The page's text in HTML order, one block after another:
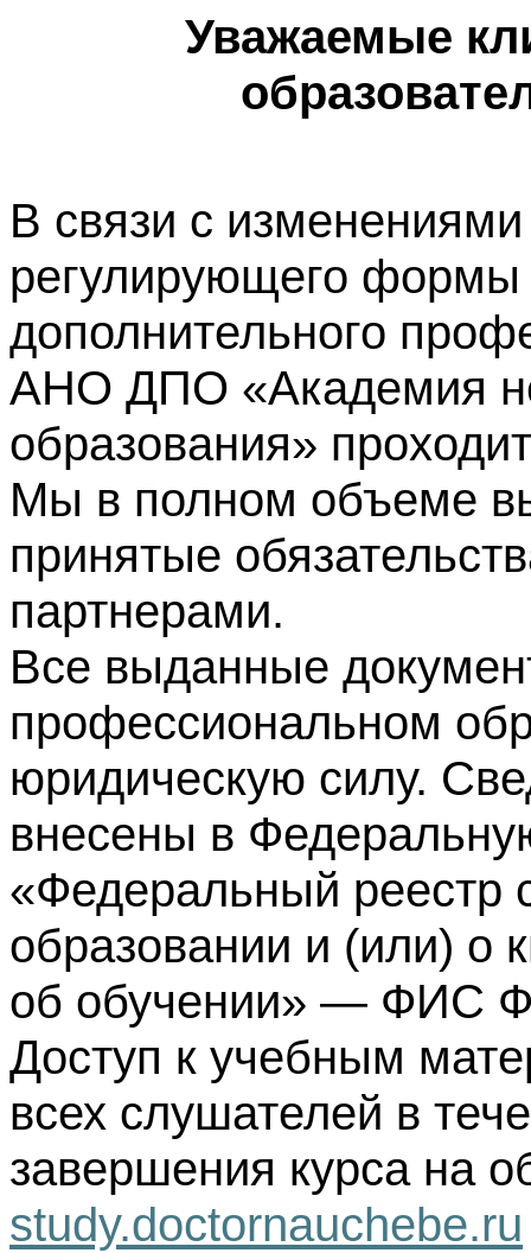
Уважаемые
В связи с изменениями
регулирующего формы
дополнительного
АНО ДПО «Академия
образования»
Мы в полном объеме
принятые
партнерами.
Все выданные
профессиональном
юридическую силу.
внесены в
«Федеральный реестр
образовании и (или) о
об обучении» — ФИС
Доступ к учебным
всех слушателей в
завершения курса на
study.doctornauchebe.ru